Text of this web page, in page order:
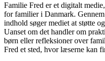
Familie Fred er et digitalt
for familier i Danmark.
indhold søger mediet at støtte
Uanset om det handler om
børn eller refleksioner over
Fred et sted, hvor læserne kan